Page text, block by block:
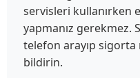
servisleri kullanırken
yapmanız gerekmez.
telefon arayıp sigorta
bildirin.